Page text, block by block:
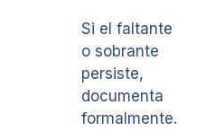
Si el faltante
o sobrante
persiste,
documenta
formalmente.